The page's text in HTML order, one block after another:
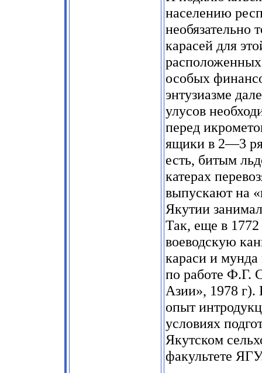
населению
карасей для
особых
энтузиазме
улусов
перед
ящики в 2—3
есть, битым
катерах
выпускают на
Якутии
Так, еще в
воеводскую
караси и
по работе Ф.Г.
Азии», 1978 г).
опыт
условиях
Якутском
факультете